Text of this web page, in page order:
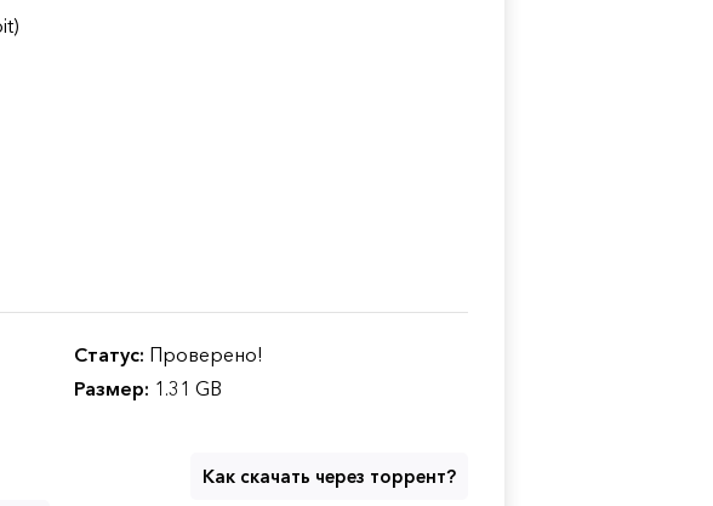
Статус: Проверено!
Размер: 1.31 GB
Как скачать через торрент?